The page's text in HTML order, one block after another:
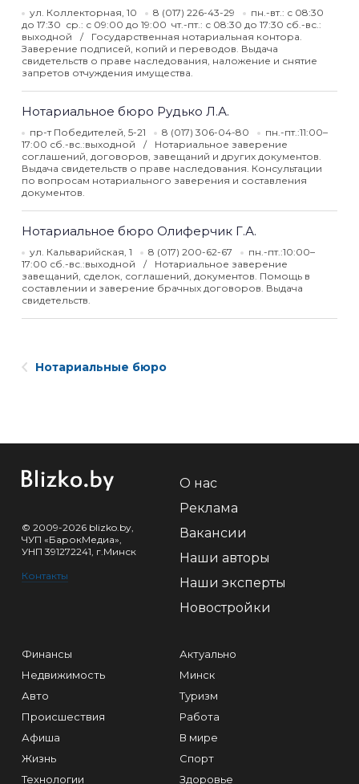
ул. Коллекторная, 10 8 (017) 226-43-29
пн.-вт.: с 08:30
до 17:30 ср.: с 09:00 до 19:00 чт.-пт.: с 08:30 до 17:30 сб.-вс.:
выходной
Государственная нотариальная контора.
Заверение подписей, копий и переводов. Выдача
свидетельств о праве наследования, наложение и снятие
запретов отчуждения имущества.
Нотариальное бюро Рудько Л.А.
пр-т Победителей, 5-21 8 (017) 306-04-80
пн.-пт.:11:00–
17:00 сб.-вс.:выходной
Нотариальное заверение
соглашений, договоров, завещаний и других документов.
Выдача свидетельств о праве наследования. Консультации
по вопросам нотариального заверения и составления
документов.
Нотариальное бюро Олиферчик Г.А.
ул. Кальварийская, 1 8 (017) 200-62-67
пн.-пт.:10:00–
17:00 сб.-вс.:выходной
Нотариальное заверение
завещаний, сделок, соглашений, документов. Помощь в
составлении и заверение брачных договоров. Выдача
свидетельств.
Нотариальные бюро
© 2009-2026 blizko.by,
ЧУП «БарокМедиа»,
УНП 391272241, г.Минск
Контакты
О нас
Реклама
Вакансии
Наши авторы
Наши эксперты
Новостройки
Финансы
Недвижимость
Авто
Происшествия
Афиша
Жизнь
Технологии
Актуально
Минск
Туризм
Работа
В мире
Спорт
Здоровье